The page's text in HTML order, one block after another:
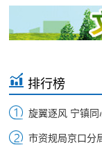
排行榜
旋翼逐风 宁镇
市资规局京口分